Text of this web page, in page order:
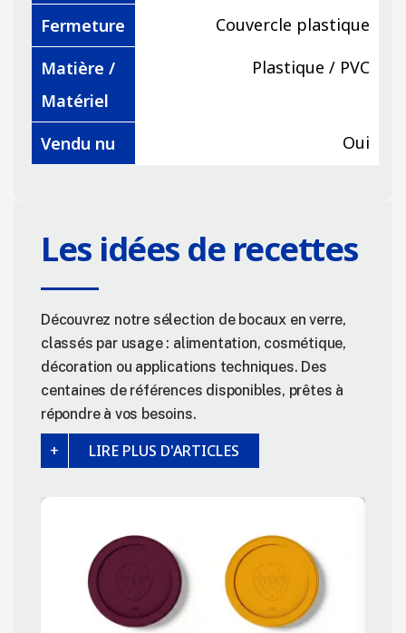
Fermeture
Couvercle plastique
Matière /
Matériel
Plastique / PVC
Vendu nu Oui
Les idées de recettes
Découvrez notre sélection de bocaux en verre,
classés par usage : alimentation, cosmétique,
décoration ou applications techniques. Des
centaines de références disponibles, prêtes à
répondre à vos besoins.
LIRE PLUS D'ARTICLES